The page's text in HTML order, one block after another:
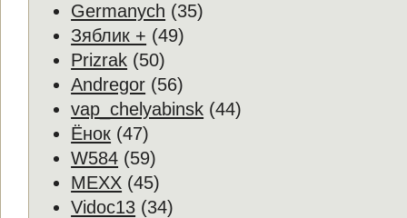
Germanych (35)
Зяблик + (49)
Prizrak (50)
Andregor (56)
vap_chelyabinsk (44)
Ёнок (47)
W584 (59)
MEXX (45)
Vidoc13 (34)